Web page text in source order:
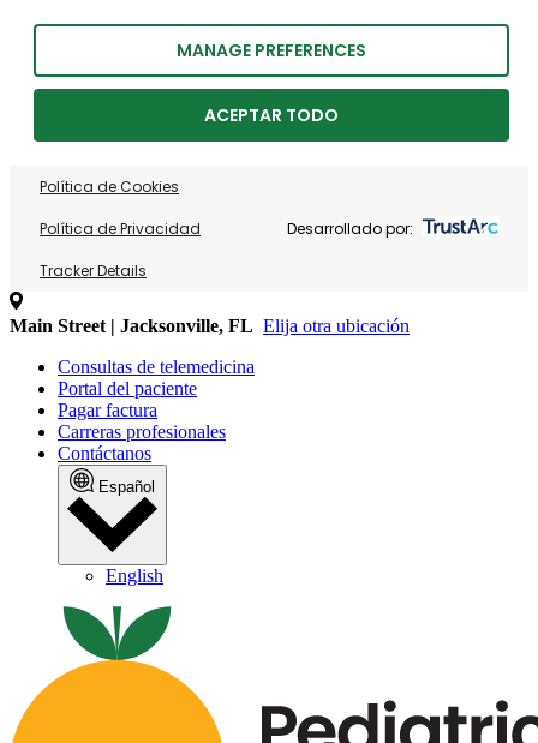
MANAGE PREFERENCES
ACEPTAR TODO
Política de Cookies
Política de Privacidad
Tracker Details
Desarrollado por:
Main Street | Jacksonville, FL Elija otra ubicación
Consultas de telemedicina
Portal del paciente
Pagar factura
Carreras profesionales
Contáctanos
Español
English